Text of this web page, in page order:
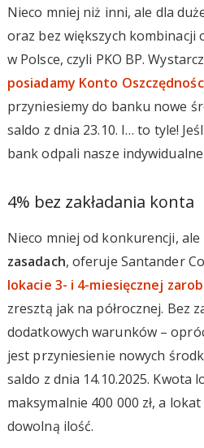
Nieco mniej niż inni, ale dla
oraz bez większych kombinacji
w Polsce, czyli PKO BP.
posiadamy Konto
przyniesiemy do banku nowe
saldo z dnia 23.10. I… to tyle!
bank odpali nasze
4% bez zakładania konta
Nieco mniej od konkurencji, ale
zasadach, oferuje Santander
lokacie 3- i 4-miesięcznej
zresztą jak na półrocznej. Bez
dodatkowych warunków –
jest przyniesienie nowych
saldo z dnia 14.10.2025. Kwota
maksymalnie 400 000 zł, a
dowolną ilość.